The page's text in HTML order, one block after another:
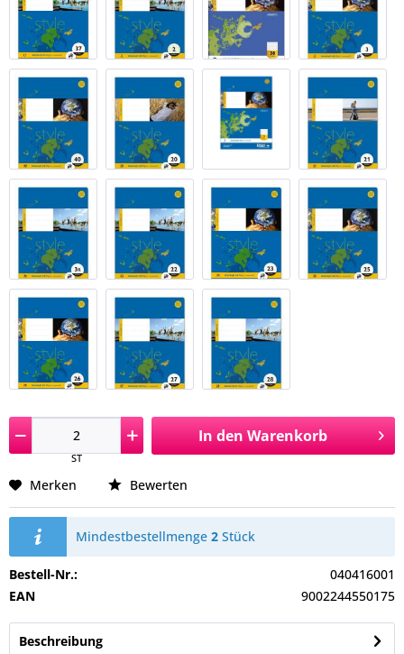
ST
In den Warenkorb
Merken Bewerten
Mindestbestellmenge2 Stück
Bestell-Nr.:
040416001
EAN
9002244550175
Beschreibung